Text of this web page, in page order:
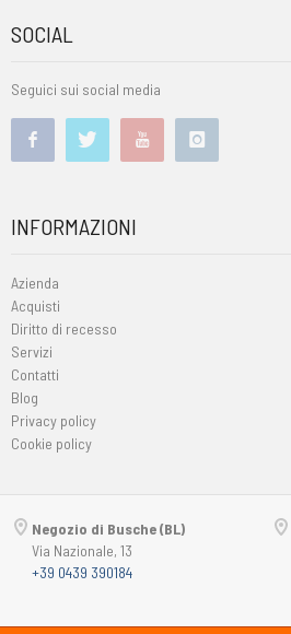
SOCIAL
Seguici sui social media
INFORMAZIONI
Azienda
Acquisti
Diritto di recesso
Servizi
Contatti
Blog
Privacy policy
Cookie policy
Negozio di Busche (BL)
Via Nazionale, 13
+39 0439 390184